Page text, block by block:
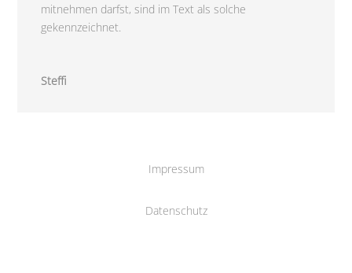
mitnehmen darfst, sind im Text als solche
gekennzeichnet.
Steffi
Impressum
Datenschutz